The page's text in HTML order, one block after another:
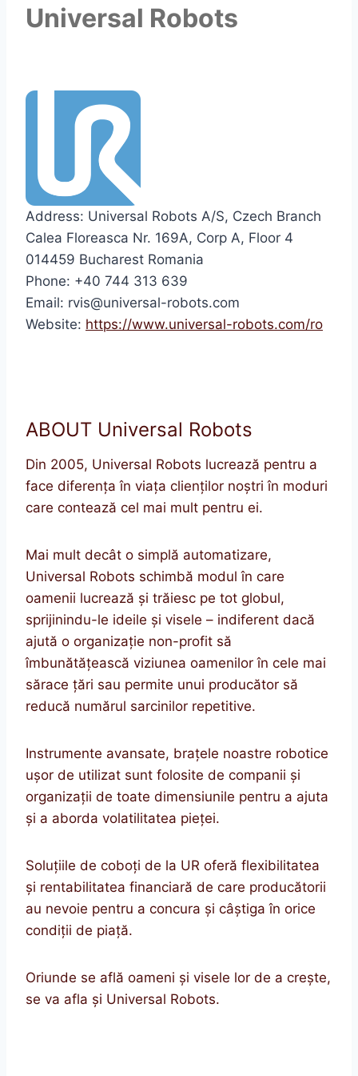
Universal Robots
Address: Universal Robots A/S, Czech Branch
Calea Floreasca Nr. 169A, Corp A, Floor 4
014459 Bucharest Romania
Phone: +40 744 313 639
Email: rvis@universal-robots.com
Website: https://www.universal-robots.com/ro
ABOUT Universal Robots
Din 2005, Universal Robots lucrează pentru a
face diferența în viața clienților noștri în moduri
care contează cel mai mult pentru ei.
Mai mult decât o simplă automatizare,
Universal Robots schimbă modul în care
oamenii lucrează și trăiesc pe tot globul,
sprijinindu-le ideile și visele – indiferent dacă
ajută o organizație non-profit să
îmbunătățească viziunea oamenilor în cele mai
sărace țări sau permite unui producător să
reducă numărul sarcinilor repetitive.
Instrumente avansate, brațele noastre robotice
ușor de utilizat sunt folosite de companii și
organizații de toate dimensiunile pentru a ajuta
și a aborda volatilitatea pieței.
Soluțiile de coboți de la UR oferă flexibilitatea
și rentabilitatea financiară de care producătorii
au nevoie pentru a concura și câștiga în orice
condiții de piață.
Oriunde se află oameni și visele lor de a crește,
se va afla și Universal Robots.